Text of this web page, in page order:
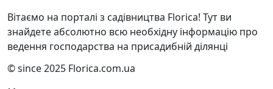
Вітаємо на порталі з садівництва Florica! Тут ви
знайдете абсолютно всю необхідну інформацію про
ведення господарства на присадибній ділянці
© since 2025 Florica.com.ua